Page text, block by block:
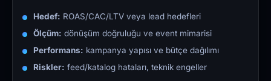
Hedef: ROAS/CAC/LTV veya lead hedefleri
Ölçüm: dönüşüm doğruluğu ve event mimarisi
Performans: kampanya yapısı ve bütçe dağılımı
Riskler: feed/katalog hataları, teknik engeller